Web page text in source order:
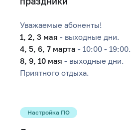
Уважаемые абоненты!
1, 2, 3 мая - выходные дни.
4, 5, 6, 7 марта - 10:00 - 19:00.
8, 9, 10 мая - выходные дни.
Приятного отдыха.
Настройка ПО